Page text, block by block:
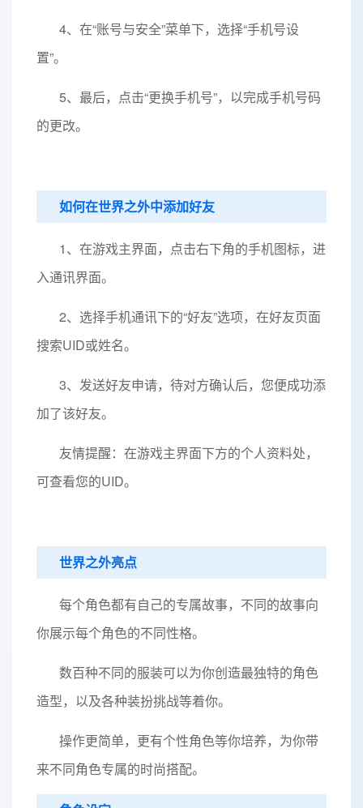
4、在“账号与安全”菜单下，选择“手机号设
置”。
5、最后，点击“更换手机号”，以完成手机号码
的更改。
如何在世界之外中添加好友
1、在游戏主界面，点击右下角的手机图标，进
入通讯界面。
2、选择手机通讯下的“好友”选项，在好友页面
搜索UID或姓名。
3、发送好友申请，待对方确认后，您便成功添
加了该好友。
友情提醒：在游戏主界面下方的个人资料处，
可查看您的UID。
世界之外亮点
每个角色都有自己的专属故事，不同的故事向
你展示每个角色的不同性格。
数百种不同的服装可以为你创造最独特的角色
造型，以及各种装扮挑战等着你。
操作更简单，更有个性角色等你培养，为你带
来不同角色专属的时尚搭配。